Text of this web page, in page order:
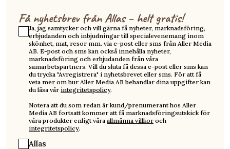
Få nyhetsbrev från Allas – helt gratis!
Ja, jag samtycker och vill gärna få nyheter, marknadsföring,
erbjudanden och inbjudningar till specialevenemang inom
skönhet, mat, resor mm. via e-post eller sms från Aller Media
AB. E-post och sms kan också innehålla nyheter,
marknadsföring och erbjudanden från våra
samarbetspartners. Vill du sluta få dessa e-post eller sms kan
du trycka "Avregistrera" i nyhetsbrevet eller sms. För att få
veta mer om hur Aller Media AB behandlar dina uppgifter kan
du läsa vår integritetspolicy.
Notera att du som redan är kund/prenumerant hos Aller
Media AB fortsatt kommer att få marknadsföringsutskick för
våra produkter enligt våra allmänna villkor och
integritetspolicy.
Allas